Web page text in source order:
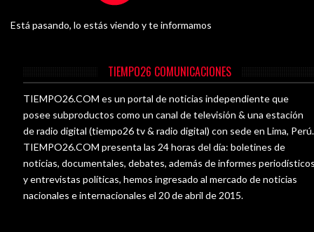
Está pasando, lo estás viendo y te informamos
TIEMPO26 COMUNICACIONES
TIEMPO26.COM es un portal de noticias independiente que
posee subproductos como un canal de televisión & una estación
de radio digital (tiempo26 tv & radio digital) con sede en Lima, Perú.
TIEMPO26.COM presenta las 24 horas del día: boletines de
noticias, documentales, debates, además de informes
y entrevistas políticas, hemos ingresado al mercado de noticias
nacionales e internacionales el 20 de abril de 2015.